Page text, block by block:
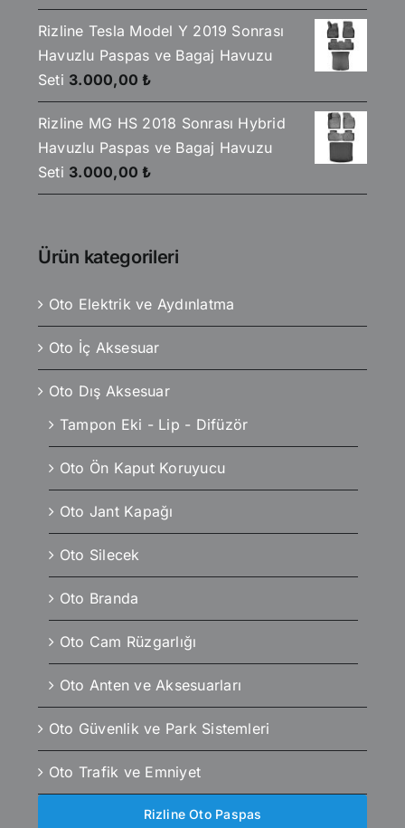
Rizline Tesla Model Y 2019 Sonrası
Havuzlu Paspas ve Bagaj Havuzu
Seti 3.000,00 ₺
Rizline MG HS 2018 Sonrası Hybrid
Havuzlu Paspas ve Bagaj Havuzu
Seti 3.000,00 ₺
Ürün kategorileri
Oto Elektrik ve Aydınlatma
Oto İç Aksesuar
Oto Dış Aksesuar
Tampon Eki - Lip - Difüzör
Oto Ön Kaput Koruyucu
Oto Jant Kapağı
Oto Silecek
Oto Branda
Oto Cam Rüzgarlığı
Oto Anten ve Aksesuarları
Oto Güvenlik ve Park Sistemleri
Oto Trafik ve Emniyet
Rizline Oto Paspas